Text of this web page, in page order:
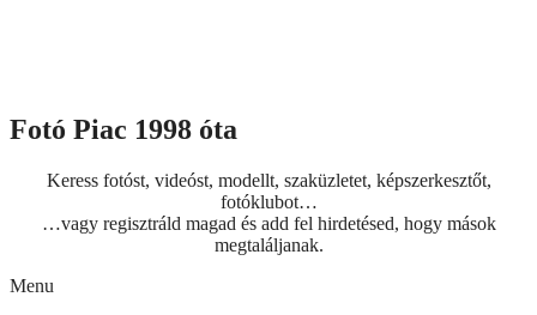
Fotó Piac 1998 óta
Keress fotóst, videóst, modellt, szaküzletet, képszerkesztőt,
fotóklubot…
…vagy regisztráld magad és add fel hirdetésed, hogy mások
megtaláljanak.
Menu